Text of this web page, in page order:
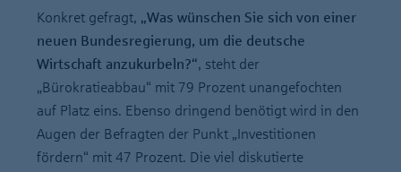
Konkret gefragt, „Was wünschen Sie sich von einer
neuen Bundesregierung, um die deutsche
Wirtschaft anzukurbeln?“, steht der
„Bürokratieabbau“ mit 79 Prozent unangefochten
auf Platz eins. Ebenso dringend benötigt wird in den
Augen der Befragten der Punkt „Investitionen
fördern“ mit 47 Prozent. Die viel diskutierte